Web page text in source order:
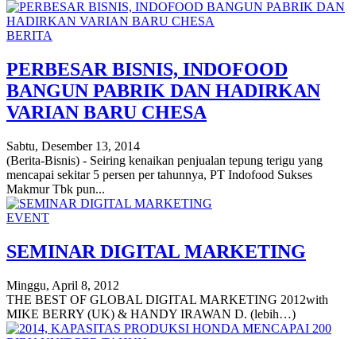
BERITA
PERBESAR BISNIS, INDOFOOD
BANGUN PABRIK DAN HADIRKAN
VARIAN BARU CHESA
Sabtu, Desember 13, 2014
(Berita-Bisnis) - Seiring kenaikan penjualan tepung terigu yang
mencapai sekitar 5 persen per tahunnya, PT Indofood Sukses
Makmur Tbk pun...
EVENT
SEMINAR DIGITAL MARKETING
Minggu, April 8, 2012
THE BEST OF GLOBAL DIGITAL MARKETING 2012with
MIKE BERRY (UK) & HANDY IRAWAN D. (lebih…)